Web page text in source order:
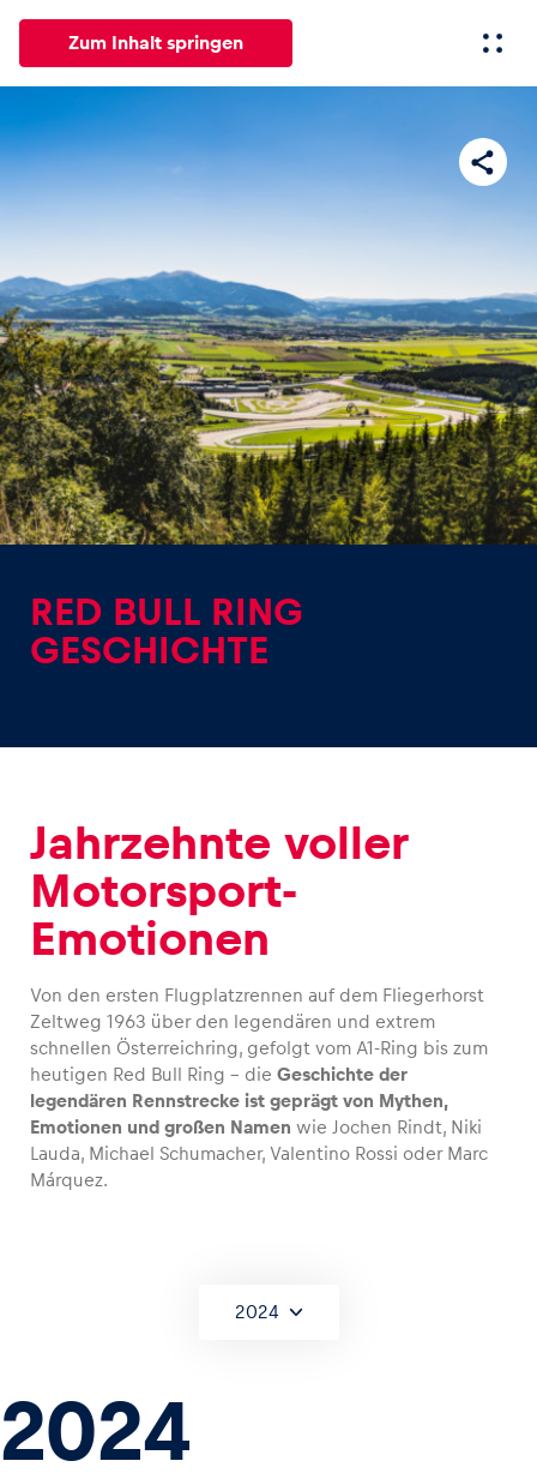
Zum Inhalt springen
Alle Events
Events
Alle anzeigen
Alle anzeigen
Seiten
Alle anzeigen
Business
RED BULL RING
GESCHICHTE
Jahrzehnte voller
Motorsport-
Emotionen
Von den ersten Flugplatzrennen auf dem Fliegerhorst
Zeltweg 1963 über den legendären und extrem
schnellen Österreichring, gefolgt vom A1-Ring bis zum
heutigen Red Bull Ring – die Geschichte der
legendären Rennstrecke ist geprägt von Mythen,
Emotionen und großen Namen wie Jochen Rindt, Niki
Lauda, Michael Schumacher, Valentino Rossi oder Marc
Márquez.
2024
2024